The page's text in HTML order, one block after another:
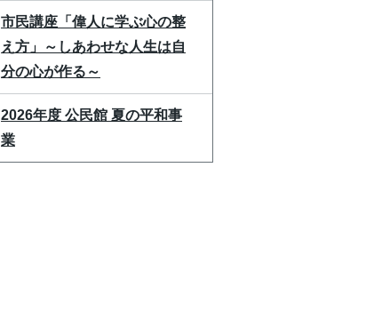
市民講座「偉人に学ぶ心の整
え方」～しあわせな人生は自
分の心が作る～
2026年度 公民館 夏の平和事
業